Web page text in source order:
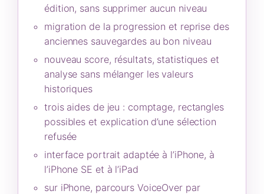
édition, sans supprimer aucun niveau
migration de la progression et reprise des
anciennes sauvegardes au bon niveau
nouveau score, résultats, statistiques et
analyse sans mélanger les valeurs
historiques
trois aides de jeu : comptage, rectangles
possibles et explication d’une sélection
refusée
interface portrait adaptée à l’iPhone, à
l’iPhone SE et à l’iPad
sur iPhone, parcours VoiceOver par